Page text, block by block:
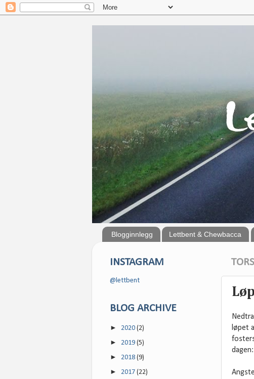
Blogginnlegg Lettbent & Chewbacca
løpet
INSTAGRAM
@lettbent
BLOG ARCHIVE
► 2020 (2)
► 2019 (5)
► 2018 (9)
► 2017 (22)